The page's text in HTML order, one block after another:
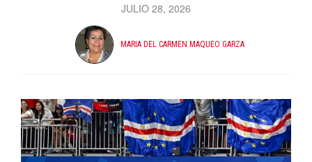
JULIO 28, 2026
MARIA DEL CARMEN MAQUEO GARZA